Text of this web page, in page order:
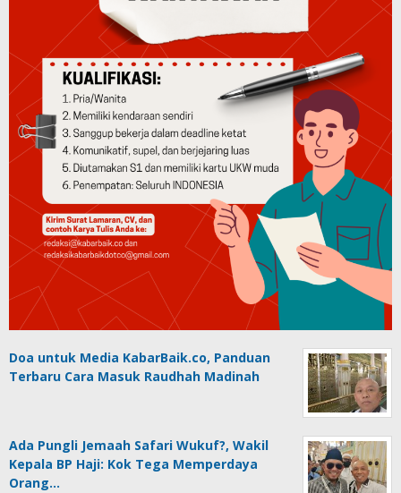
Doa untuk Media KabarBaik.co, Panduan
Terbaru Cara Masuk Raudhah Madinah
Ada Pungli Jemaah Safari Wukuf?, Wakil
Kepala BP Haji: Kok Tega Memperdaya
Orang…